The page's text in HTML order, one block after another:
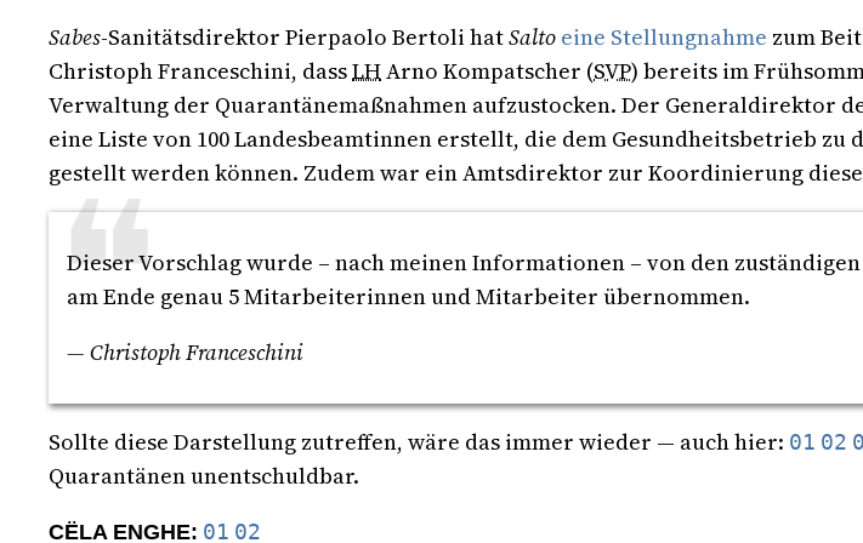
Sabes-Sanitätsdirektor Pierpaolo Bertoli hatSalto eine Stellungnahme zum
Christoph Franceschini, dassLHArno Kompatscher (SVP) bereits im
Verwaltung der Quarantänemaßnahmen aufzustocken. Der Generaldirektor
eine Liste von 100 Landesbeamtinnen erstellt, die dem Gesundheitsbetrieb
gestellt werden können. Zudem war ein Amtsdirektor zur Koordinierung
Dieser Vorschlag wurde – nach meinen Informationen – von den
am Ende genau 5 Mitarbeiterinnen und Mitarbeiter übernommen.
— Christoph Franceschini
Sollte diese Darstellung zutreffen, wäre das immer wieder — auch hier: 01 02
Quarantänen unentschuldbar.
CËLA ENGHE: 01 02